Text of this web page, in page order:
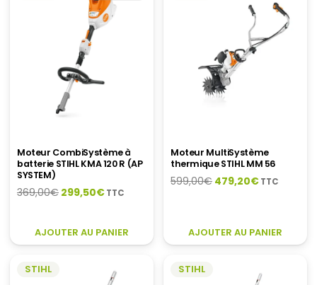
Moteur CombiSystème à
batterie STIHL KMA 120 R (AP
SYSTEM)
369,00€ Le
était :
299,50€Le
est :
TTC
AJOUTER AU PANIER
Moteur MultiSystème
thermique STIHL MM 56
599,00€ Le
était :
599,00€.
479,20€Le
est :
479,20€.
TTC
AJOUTER AU PANIER
STIHL STIHL